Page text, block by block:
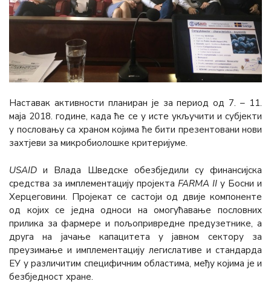
Наставак активности планиран је за период од 7. – 11.
маја 2018. године, када ће се у исте укључити и субјекти
у пословању са храном којима ће бити презентовани нови
захтјеви за микробиолошке критеријуме.
USAID и Влада Шведске обезбједили су финансијска
средства за имплементацију пројекта FARMA II у Босни и
Херцеговини. Пројекат се састоји од двије компоненте
од којих се једна односи на омогућавање пословних
прилика за фармере и пољопривредне предузетнике, а
друга на јачање капацитета у јавном сектору за
преузимање и имплементацију легислативе и стандарда
ЕУ у различитим специфичним областима, међу којима је и
безбједност хране.